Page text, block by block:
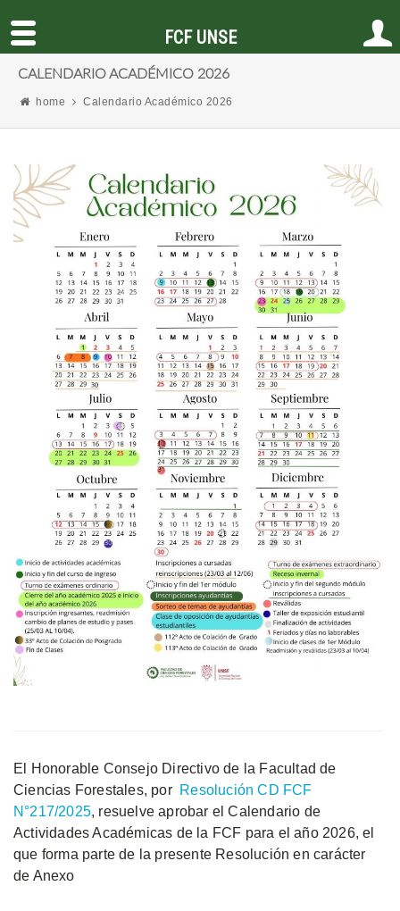
CALENDARIO ACADÉMICO 2026
home Calendario Académico 2026
El Honorable Consejo Directivo de la Facultad de
Ciencias Forestales, por Resolución CD FCF
N°217/2025, resuelve aprobar el Calendario de
Actividades Académicas de la FCF para el año 2026, el
que forma parte de la presente Resolución en carácter
de Anexo
FCF UNSE